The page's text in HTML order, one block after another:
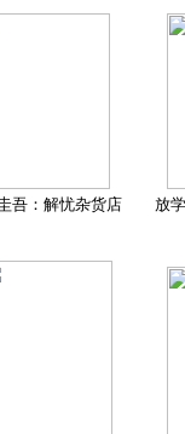
吾：解忧杂货店 放